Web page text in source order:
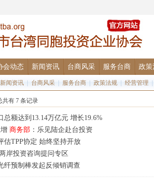
会动态 新闻资讯 台商风采 服务台商 政策
新闻资讯 台商风采 服务台商 政策法规 经营管理
共有 7 条记录
总额达到13.14万亿元 增长19.6%
商务部 ：乐见陆企赴台投资
估TPP协定 始终坚持开放
岸投资咨询提问专区
纤预制棒发起反倾销调查